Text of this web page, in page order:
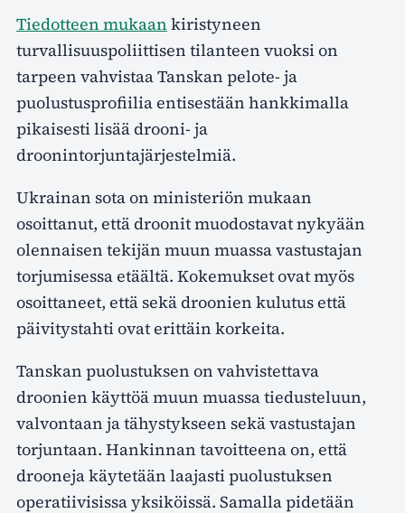
Tiedotteen mukaan kiristyneen
turvallisuuspoliittisen tilanteen vuoksi on
tarpeen vahvistaa Tanskan pelote- ja
puolustusprofiilia entisestään hankkimalla
pikaisesti lisää drooni- ja
droonintorjuntajärjestelmiä.
Ukrainan sota on ministeriön mukaan
osoittanut, että droonit muodostavat nykyään
olennaisen tekijän muun muassa vastustajan
torjumisessa etäältä. Kokemukset ovat myös
osoittaneet, että sekä droonien kulutus että
päivitystahti ovat erittäin korkeita.
Tanskan puolustuksen on vahvistettava
droonien käyttöä muun muassa tiedusteluun,
valvontaan ja tähystykseen sekä vastustajan
torjuntaan. Hankinnan tavoitteena on, että
drooneja käytetään laajasti puolustuksen
operatiivisissa yksiköissä. Samalla pidetään